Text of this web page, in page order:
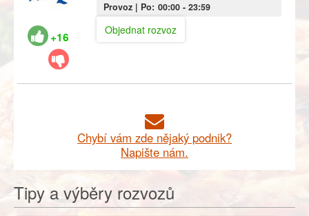
+16
Provoz | Po: 00:00- 23:59
Objednat rozvoz
Chybí vám zde nějaký podnik?
Napište nám.
Tipy a výběry rozvozů